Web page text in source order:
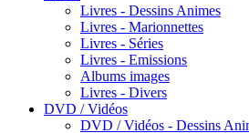
Livres - Dessins Animes
Livres - Marionnettes
Livres - Séries
Livres - Emissions
Albums images
Livres - Divers
DVD / Vidéos
DVD / Vidéos - Dessins